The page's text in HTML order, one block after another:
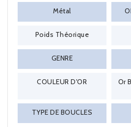
Métal
Poids Théorique
GENRE
COULEUR D'OR
Or
TYPE DE BOUCLES